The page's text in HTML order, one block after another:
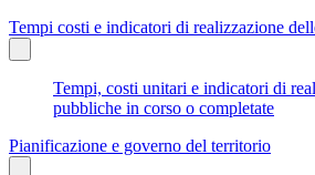
Tempi costi e indicatori di realizzazione
Tempi, costi unitari e indicatori di
pubbliche in corso o completate
Pianificazione e governo del territorio